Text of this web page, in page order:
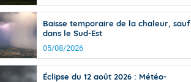
de
Bulletins Marine
Bulletins d'estimation du risque
d'avalanche
Météo des forêts
Vigicrues
Baisse temporaire de la chaleur, sauf
dans le Sud-Est
05/08/2026
Éclipse du 12 août 2026 : Météo-